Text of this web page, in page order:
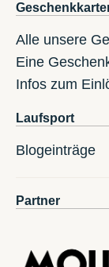
Alle unsere
Eine
Infos zum
Laufsport
Blogeinträge
Partner